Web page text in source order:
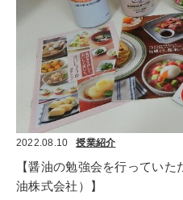
2022.08.10 授業紹介
【醤油の勉強会を行ってい
油株式会社）】